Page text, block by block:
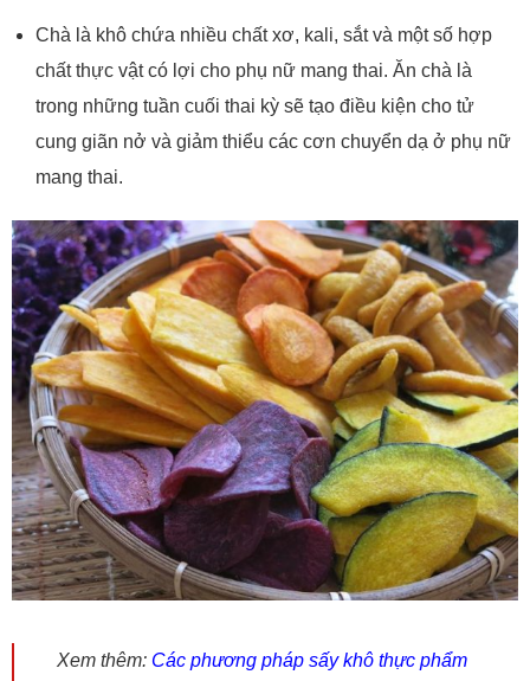
Chà là khô chứa nhiều chất xơ, kali, sắt và một số hợp
chất thực vật có lợi cho phụ nữ mang thai. Ăn chà là
trong những tuần cuối thai kỳ sẽ tạo điều kiện cho tử
cung giãn nở và giảm thiểu các cơn chuyển dạ ở phụ nữ
mang thai.
Xem thêm: Các phương pháp sấy khô thực phẩm